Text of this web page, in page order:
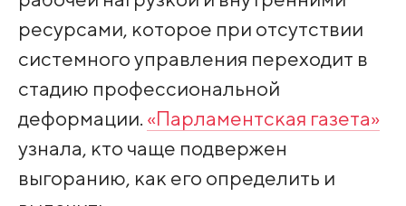
ресурсами, которое при отсутствии
системного управления переходит в
стадию профессиональной
деформации. «Парламентская газета»
узнала, кто чаще подвержен
выгоранию, как его определить и